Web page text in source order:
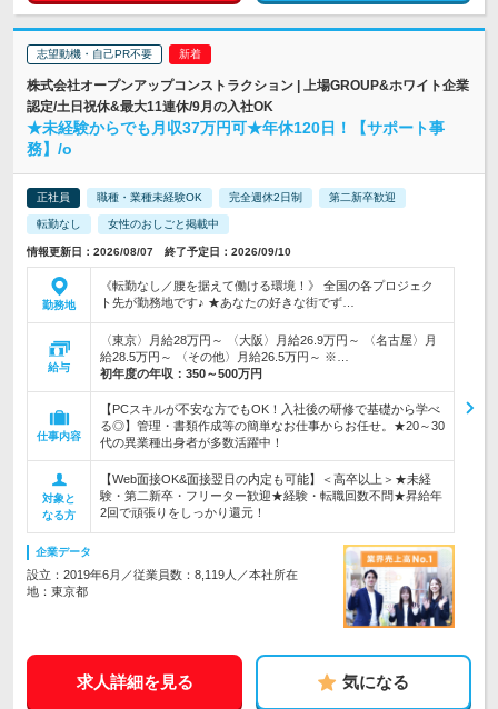
志望動機・自己PR不要
株式会社オープンアップコンストラクション | 上場GROUP&ホワイト企業
認定/土日祝休&最大11連休/9月の入社OK
★未経験からでも月収37万円可★年休120日！【サポート事
務】/o
正社員 職種・業種未経験OK 完全週休2日制 第二新卒歓迎
転勤なし 女性のおしごと掲載中
情報更新日：2026/08/07 終了予定日：2026/09/10
勤務地
《転勤なし／腰を据えて働ける環境！》 全国の各プロジェク
ト先が勤務地です♪ ★あなたの好きな街でず…
給与
〈東京〉月給28万円～ 〈大阪〉月給26.9万円～ 〈名古屋〉月
給28.5万円～ 〈その他〉月給26.5万円～ ※…
初年度の年収： 350～500万円
仕事内容
【PCスキルが不安な方でもOK！入社後の研修で基礎から学べ
る◎】管理・書類作成等の簡単なお仕事からお任せ。★20～30
代の異業種出身者が多数活躍中！
対象と
なる方
【Web面接OK&面接翌日の内定も可能】＜高卒以上＞★未経
験・第二新卒・フリーター歓迎★経験・転職回数不問★昇給年
2回で頑張りをしっかり還元！
企業データ
設立：2019年6月／従業員数：8,119人／本社所在
地：東京都
求人詳細を見る 気になる